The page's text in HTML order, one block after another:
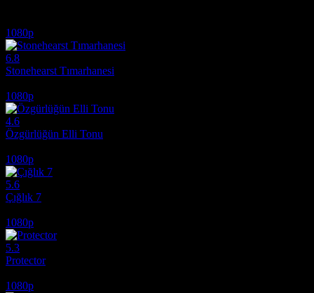
1080p
6.8
Stonehearst Tımarhanesi
1080p
4.6
Özgürlüğün Elli Tonu
1080p
5.6
Çığlık 7
1080p
5.3
Protector
1080p